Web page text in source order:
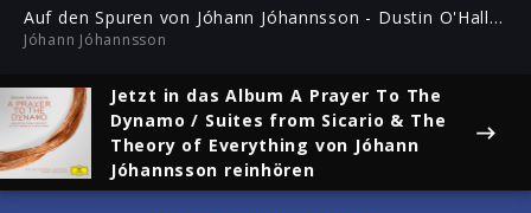
Auf den Spuren von Jóhann Jóhannsson - Dustin O'Halloran
Jóhann Jóhannsson
Jetzt in das Album A Prayer To The
Dynamo / Suites from Sicario & The
Theory of Everything von Jóhann
Jóhannsson reinhören